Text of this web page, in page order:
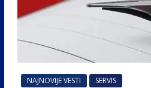
NAJNOVIJE VESTI SERVIS